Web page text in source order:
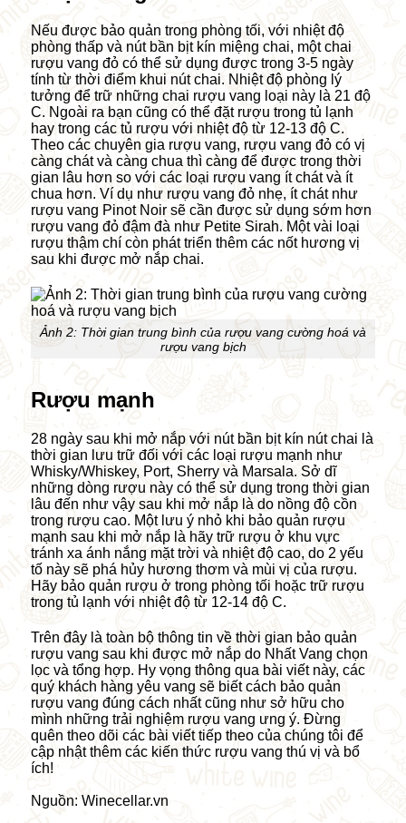
Nếu được bảo quản trong phòng tối, với nhiệt độ
phòng thấp và nút bần bịt kín miệng chai, một chai
rượu vang đỏ có thể sử dụng được trong 3-5 ngày
tính từ thời điểm khui nút chai. Nhiệt độ phòng lý
tưởng để trữ những chai rượu vang loại này là 21 độ
C. Ngoài ra bạn cũng có thể đặt rượu trong tủ lạnh
hay trong các tủ rượu với nhiệt độ từ 12-13 độ C.
Theo các chuyên gia rượu vang, rượu vang đỏ có vị
càng chát và càng chua thì càng để được trong thời
gian lâu hơn so với các loại rượu vang ít chát và ít
chua hơn. Ví dụ như rượu vang đỏ nhẹ, ít chát như
rượu vang Pinot Noir sẽ cần được sử dụng sớm hơn
rượu vang đỏ đậm đà như Petite Sirah. Một vài loại
rượu thậm chí còn phát triển thêm các nốt hương vị
sau khi được mở nắp chai.
Ảnh 2: Thời gian trung bình của rượu vang cường hoá và
rượu vang bịch
Rượu mạnh
28 ngày sau khi mở nắp với nút bần bịt kín nút chai là
thời gian lưu trữ đối với các loại rượu mạnh như
Whisky/Whiskey, Port, Sherry và Marsala. Sở dĩ
những dòng rượu này có thể sử dụng trong thời gian
lâu đến như vậy sau khi mở nắp là do nồng độ cồn
trong rượu cao. Một lưu ý nhỏ khi bảo quản rượu
mạnh sau khi mở nắp là hãy trữ rượu ở khu vực
tránh xa ánh nắng mặt trời và nhiệt độ cao, do 2 yếu
tố này sẽ phá hủy hương thơm và mùi vị của rượu.
Hãy bảo quản rượu ở trong phòng tối hoặc trữ rượu
trong tủ lạnh với nhiệt độ từ 12-14 độ C.
Trên đây là toàn bộ thông tin về thời gian bảo quản
rượu vang sau khi được mở nắp do Nhất Vang chọn
lọc và tổng hợp. Hy vọng thông qua bài viết này, các
quý khách hàng yêu vang sẽ biết cách bảo quản
rượu vang đúng cách nhất cũng như sở hữu cho
mình những trải nghiệm rượu vang ưng ý. Đừng
quên theo dõi các bài viết tiếp theo của chúng tôi để
cập nhật thêm các kiến thức rượu vang thú vị và bổ
ích!
Nguồn: Winecellar.vn